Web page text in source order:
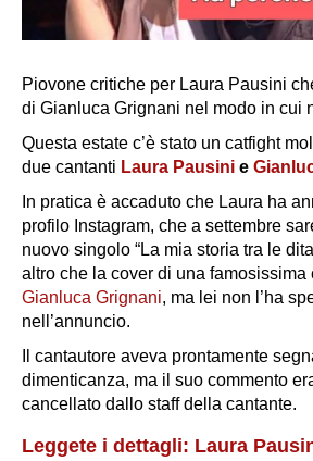
Piovone critiche per Laura Pausini
di Gianluca Grignani nel modo in cui
Questa estate c’è stato un catfight
due cantanti Laura Pausini e
In pratica è accaduto che Laura ha
profilo Instagram, che a settembre
nuovo singolo “La mia storia tra le
altro che la cover di una famosissima
Gianluca Grignani, ma lei non l’ha
nell’annuncio.
Il cantautore aveva prontamente
dimenticanza, ma il suo commento
cancellato dallo staff della cantante.
Leggete i dettagli: Laura